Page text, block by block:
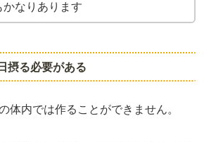
かなりあります
摂る必要がある
体内では作ることができません。